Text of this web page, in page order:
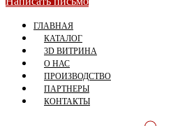
ГЛАВНАЯ
КАТАЛОГ
3D ВИТРИНА
О НАС
ПРОИЗВОДСТВО
ПАРТНЕРЫ
КОНТАКТЫ